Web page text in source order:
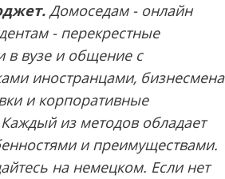
Домоседам - онлайн
- перекрестные
в вузе и общение с
иностранцами,
и корпоративные
из методов обладает
и преимуществами.
на немецком. Если нет